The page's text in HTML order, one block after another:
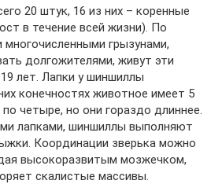
20 штук, 16 из них – коренные
в течение всей жизни). По
многочисленными грызунами,
долгожителями, живут эти
лет. Лапки у шиншиллы
конечностях животное имеет 5
четыре, но они гораздо длиннее.
лапками, шиншиллы выполняют
Координации зверька можно
высокоразвитым мозжечком,
скалистые массивы.